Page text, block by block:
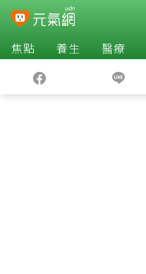
焦點 養生 醫療